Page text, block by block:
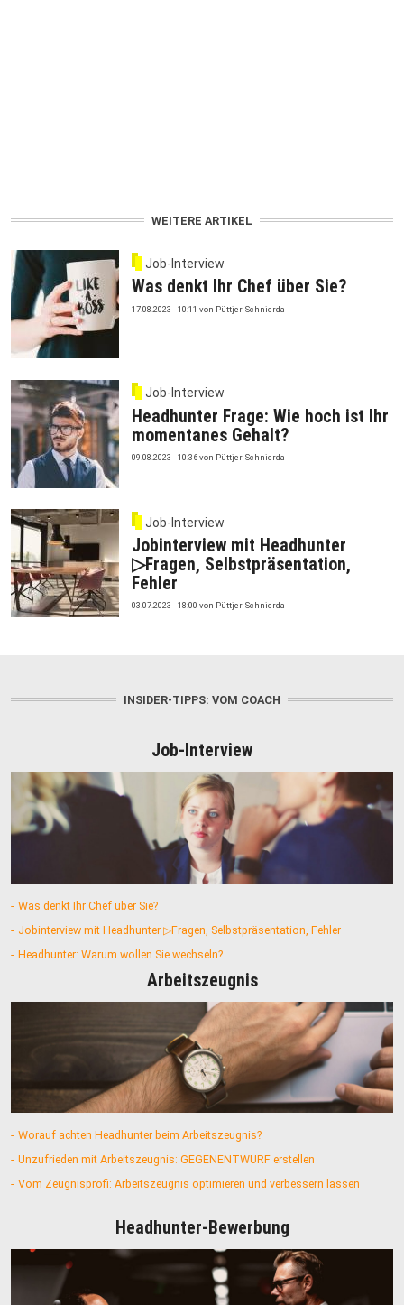
WEITERE ARTIKEL
Job-Interview
Was denkt Ihr Chef über Sie?
17.08.2023 - 10:11 von Püttjer-Schnierda
Job-Interview
Headhunter Frage: Wie hoch ist Ihr
momentanes Gehalt?
09.08.2023 - 10:36 von Püttjer-Schnierda
Job-Interview
Jobinterview mit Headhunter
▷Fragen, Selbstpräsentation,
Fehler
03.07.2023 - 18:00 von Püttjer-Schnierda
INSIDER-TIPPS: VOM COACH
Job-Interview
Was denkt Ihr Chef über Sie?
Jobinterview mit Headhunter ▷Fragen, Selbstpräsentation, Fehler
Headhunter: Warum wollen Sie wechseln?
Arbeitszeugnis
Worauf achten Headhunter beim Arbeitszeugnis?
Unzufrieden mit Arbeitszeugnis: GEGENENTWURF erstellen
Vom Zeugnisprofi: Arbeitszeugnis optimieren und verbessern lassen
Headhunter-Bewerbung